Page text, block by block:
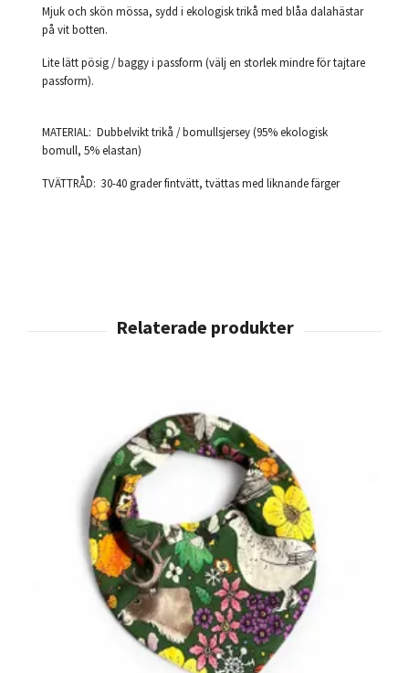
Mjuk och skön mössa, sydd i ekologisk trikå med blåa dalahästar
på vit botten.
Lite lätt pösig / baggy i passform (välj en storlek mindre för tajtare
passform).
MATERIAL: Dubbelvikt trikå / bomullsjersey (95% ekologisk
bomull, 5% elastan)
TVÄTTRÅD: 30-40 grader fintvätt, tvättas med liknande färger